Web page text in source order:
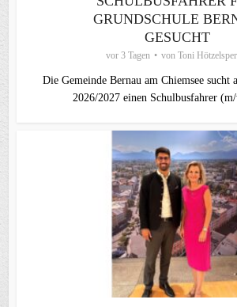
GRUNDSCHULE
GESUCHT
vor 3 Tagen von Toni
Die Gemeinde Bernau am Chiemsee sucht
2026/2027 einen Schulbusfahrer